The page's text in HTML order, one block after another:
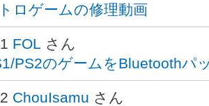
ロゲームの修理動画
FOL さん
PS2のゲームをBluetoothパ
ChouIsamu さん